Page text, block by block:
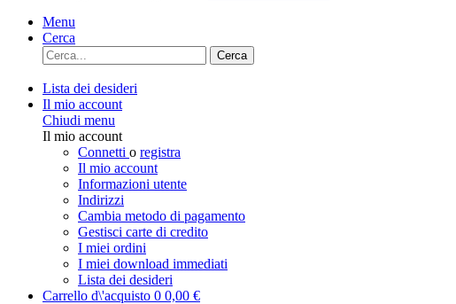
Menu
Cerca
Cerca
Lista dei desideri
Il mio account
Chiudi menu
Il mio account
Connetti o registra
Il mio account
Informazioni utente
Indirizzi
Cambia metodo di pagamento
Gestisci carte di credito
I miei ordini
I miei download immediati
Lista dei desideri
Carrello d\'acquisto 0 0,00 €